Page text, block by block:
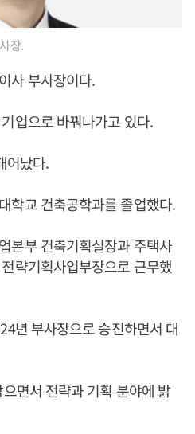
장.
사 부사장이다.
업으로 바꿔나가고 있다.
어났다.
학교 건축공학과를 졸업했다.
본부 건축기획실장과 주택사
략기획사업부장으로 근무했
년 부사장으로 승진하면서 대
면서 전략과 기획 분야에 밝